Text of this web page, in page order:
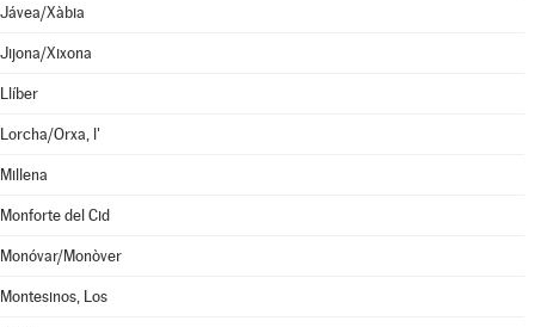
Jávea/Xàbia
Jijona/Xixona
Llíber
Lorcha/Orxa, l'
Millena
Monforte del Cid
Monóvar/Monòver
Montesinos, Los